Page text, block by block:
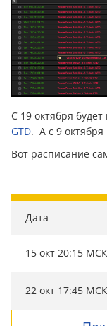
С 19 октября
GTD. А с 9 октября
Вот расписание
Дата
15 окт 20:15 МСК
22 окт 17:45 МСК